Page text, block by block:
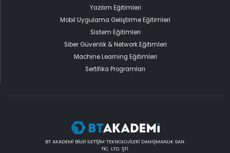
Yazılım Eğitimleri
Mobil Uygulama Geliştirme Eğitimleri
Sistem Eğitimleri
Siber Güvenlik & Network Eğitimleri
Machine Learning Eğitimleri
Sertifika Programları
BT AKADEMİ BİLGİ İLETİŞİM TEKNOLOJİLERİ DANIŞMANLIK SAN.
TİC. LTD. ŞTİ.